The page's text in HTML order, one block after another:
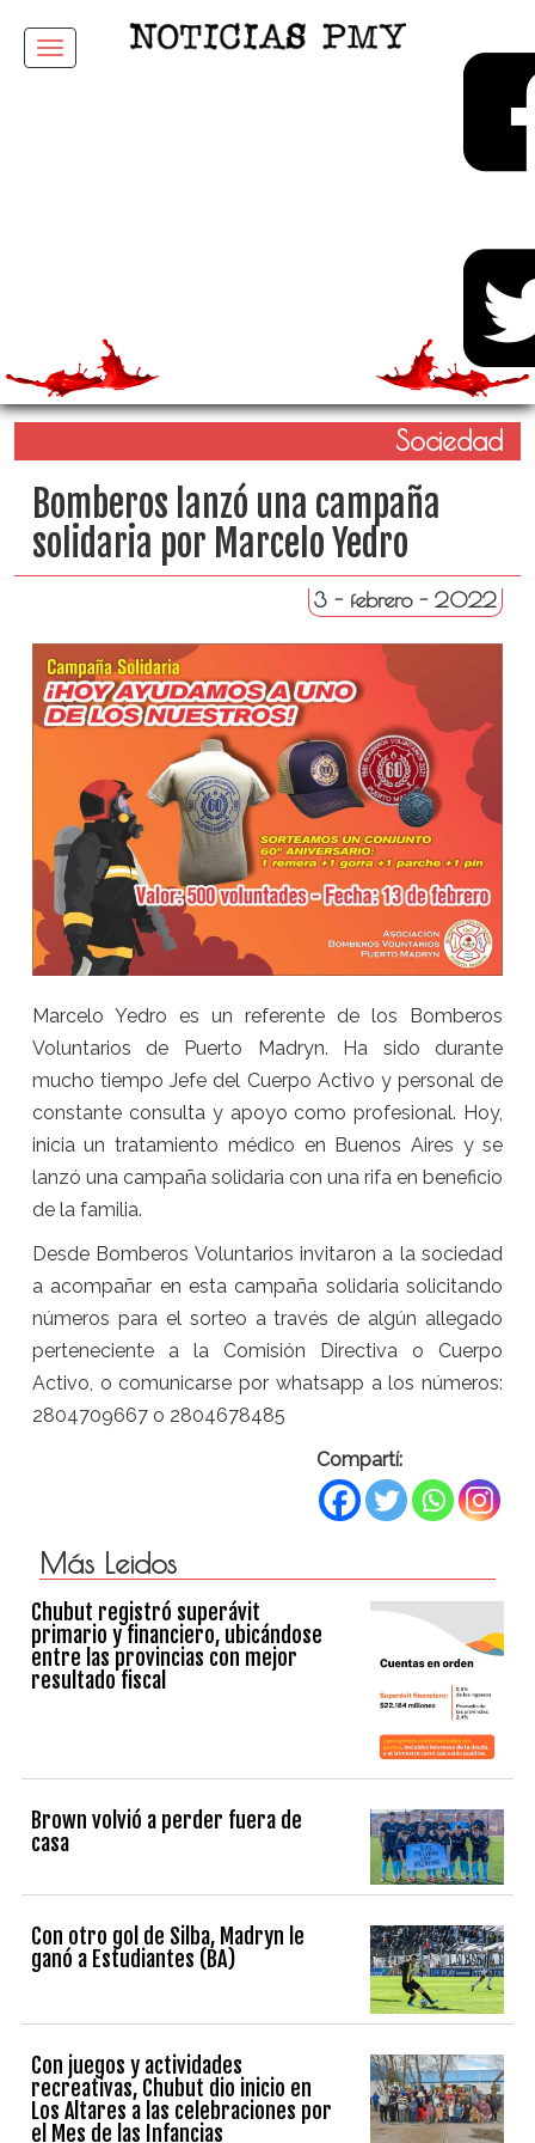
Menu
Sociedad
Bomberos lanzó una campaña
solidaria por Marcelo Yedro
3 - febrero - 2022
Marcelo Yedro es un referente de los Bomberos
Voluntarios de Puerto Madryn. Ha sido durante
mucho tiempo Jefe del Cuerpo Activo y personal de
constante consulta y apoyo como profesional. Hoy,
inicia un tratamiento médico en Buenos Aires y se
lanzó una campaña solidaria con una rifa en beneficio
de la familia.
Desde Bomberos Voluntarios invitaron a la sociedad
a acompañar en esta campaña solidaria solicitando
números para el sorteo a través de algún allegado
perteneciente a la Comisión Directiva o Cuerpo
Activo, o comunicarse por whatsapp a los números:
2804709667 o 2804678485
Compartí:
Más Leidos
Chubut registró superávit
primario y financiero, ubicándose
entre las provincias con mejor
resultado fiscal
Brown volvió a perder fuera de
casa
Con otro gol de Silba, Madryn le
ganó a Estudiantes (BA)
Con juegos y actividades
recreativas, Chubut dio inicio en
Los Altares a las celebraciones por
el Mes de las Infancias